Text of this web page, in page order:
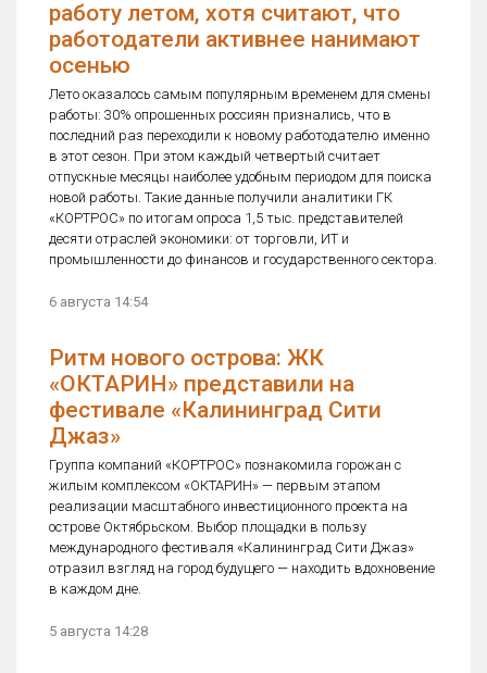
работу летом, хотя считают, что
работодатели активнее нанимают
осенью
Лето оказалось самым популярным временем для смены
работы: 30% опрошенных россиян признались, что в
последний раз переходили к новому работодателю именно
в этот сезон. При этом каждый четвертый считает
отпускные месяцы наиболее удобным периодом для поиска
новой работы. Такие данные получили аналитики ГК
«КОРТРОС» по итогам опроса 1,5 тыс. представителей
десяти отраслей экономики: от торговли, ИТ и
промышленности до финансов и государственного сектора.
6 августа 14:54
Ритм нового острова: ЖК
«ОКТАРИН» представили на
фестивале «Калининград Сити
Джаз»
Группа компаний «КОРТРОС» познакомила горожан с
жилым комплексом «ОКТАРИН» — первым этапом
реализации масштабного инвестиционного проекта на
острове Октябрьском. Выбор площадки в пользу
международного фестиваля «Калининград Сити Джаз»
отразил взгляд на город будущего — находить вдохновение
в каждом дне.
5 августа 14:28